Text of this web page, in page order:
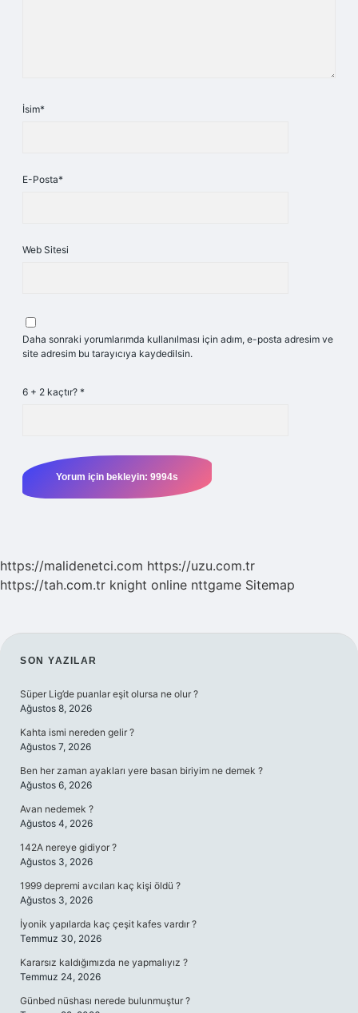
İsim*
E-Posta*
Web Sitesi
Daha sonraki yorumlarımda kullanılması için adım, e-posta adresim ve
site adresim bu tarayıcıya kaydedilsin.
6 + 2 kaçtır? *
https://malidenetci.com https://uzu.com.tr
https://tah.com.tr knight online nttgame Sitemap
SIDEBAR
SON YAZILAR
Süper Lig’de puanlar eşit olursa ne olur ?
Ağustos 8, 2026
Kahta ismi nereden gelir ?
Ağustos 7, 2026
Ben her zaman ayakları yere basan biriyim ne demek ?
Ağustos 6, 2026
Avan nedemek ?
Ağustos 4, 2026
142A nereye gidiyor ?
Ağustos 3, 2026
1999 depremi avcıları kaç kişi öldü ?
Ağustos 3, 2026
İyonik yapılarda kaç çeşit kafes vardır ?
Temmuz 30, 2026
Kararsız kaldığımızda ne yapmalıyız ?
Temmuz 24, 2026
Günbed nüshası nerede bulunmuştur ?